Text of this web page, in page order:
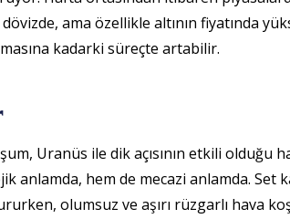
ama özellikle altının fiyatında
kadarki süreçte artabilir.
Uranüs ile dik açısının etkili olduğu
anlamda, hem de mecazi anlamda. Set
olumsuz ve aşırı rüzgarlı hava